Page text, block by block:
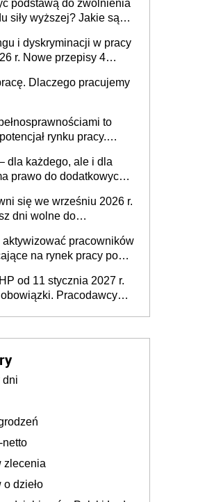
podstawą do zwolnienia
siły wyższej? Jakie są
i dyskryminacji w pracy
r. Nowe przepisy 4
Dlaczego pracujemy
to
rynku pracy.
refundacji, ale bariery po
dla każdego, ale i dla
prawo do dodatkowych
się we wrześniu 2026 r.
dni wolne do
aktywizować pracowników
na rynek pracy po
Powstanie Fundusz
w Zatrudnianiu?
od 11 stycznia 2027 r.
Pracodawcy
dni
netto
zlecenia
dzieło